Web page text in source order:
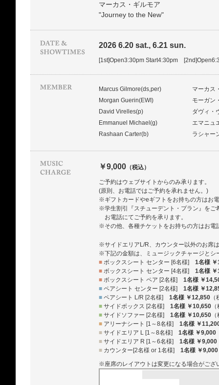
マーカス・ギルモア
"Journey to the New"
2026 6.20 sat., 6.21 sun.
[1st]Open3:30pm Start4:30pm
Marcus Gilmore(ds,per)
マーカス
Morgan Guerin(EWI)
モーガン
David Virelles(p)
ダヴィ・
Emmanuel Michael(g)
エマニュ
Rashaan Carter(b)
ラシャー
￥9,000 （税込）
ご予約はウェブサイトからのみ承ります。
(原則、お電話ではご予約を承れません。)
※ギフトカードやeギフトをお持ちの方はお
※学生割引『スチューデント・プラン』をご
お電話にてご予約を承ります。
※その他、各種チケットをお持ちの方はお電
※サイドエリアL/R、カウンター以外のお席
※下記の金額は、ミュージックチャージとシ
■ ボックスシート センター [6名様] 1名様
■ ボックスシート センター [4名様] 1名様
■ ボックスシート ペア [2名様] 1名様 ￥
■ ペアシート センター [2名様] 1名様 ￥
■ ペアシート L/R [2名様] 1名様 ￥12,850
■ サイドボックス [2名様] 1名様 ￥10,650
■ サイドソファー [2名様] 1名様 ￥10,650
■ アリーナシート [1～8名様] 1名様 ￥
■ サイドエリア L [1～8名様] 1名様 ￥9,000
■ サイドエリア R [1～6名様] 1名様 ￥9,000
■ カウンター[2名様 or 1名様] 1名様 ￥9,000
※座席のレイアウトは変更になる場合がござ